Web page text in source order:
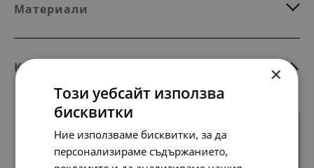
Материали
Комбинирай с тези продукти ×
Този уебсайт използва
бисквитки
Ние използваме бисквитки, за да
персонализираме съдържанието,